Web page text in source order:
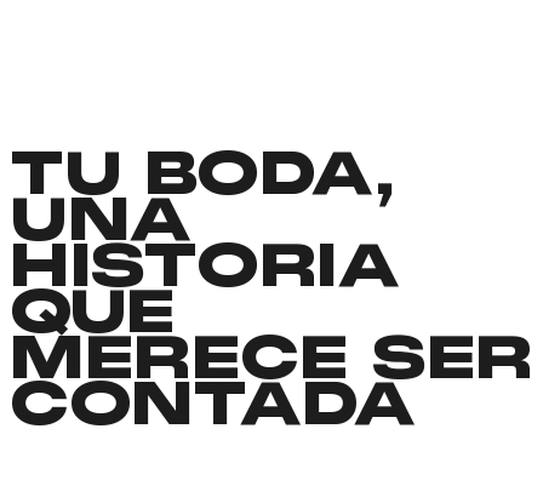
TU BODA,
UNA
HISTORIA
QUE
MERECE SER
CONTADA